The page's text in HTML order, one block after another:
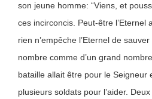
son jeune homme: “Viens, et
ces incirconcis. Peut-être l’Eternel
rien n’empêche l’Eternel de
nombre comme d’un grand
bataille allait être pour le Seigneur
plusieurs soldats pour l’aider.